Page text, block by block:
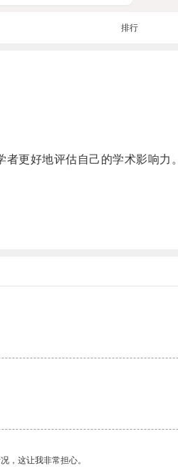
排行
更好地评估自己的学术影响力。
，这让我非常担心。